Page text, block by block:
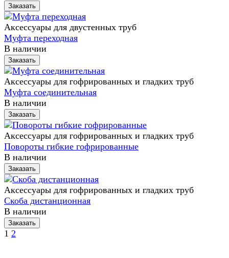
Заказать
Аксессуары для двустенных труб
Муфта переходная
В наличии
Заказать
Аксессуары для гофрированных и гладких труб
Муфта соединительная
В наличии
Заказать
Аксессуары для гофрированных и гладких труб
Повороты гибкие гофрированные
В наличии
Заказать
Аксессуары для гофрированных и гладких труб
Скоба дистанционная
В наличии
Заказать
1 2